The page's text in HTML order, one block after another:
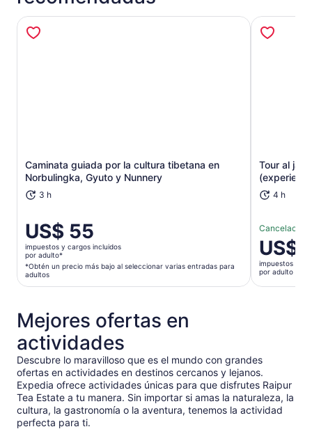
Caminata guiada por la cultura tibetana en
Norbulingka, Gyuto y Nunnery
3 h
El
precio
es
de
US$ 55.
adulto*
*Obtén
un
precio
más
bajo
al
seleccionar
varias
US$ 55
impuestos y cargos incluidos
por adulto*
*Obtén un precio más bajo al seleccionar varias entradas para
adultos
Se abrirá en una nueva pestaña
Tour al
4 h
Cancelación
El
precio
es
de
US$
impuestos y
por adulto
Mejores ofertas en
actividades
Descubre lo maravilloso que es el mundo con grandes
ofertas en actividades en destinos cercanos y lejanos.
Expedia ofrece actividades únicas para que disfrutes Raipur
Tea Estate a tu manera. Sin importar si amas la naturaleza, la
cultura, la gastronomía o la aventura, tenemos la actividad
perfecta para ti.